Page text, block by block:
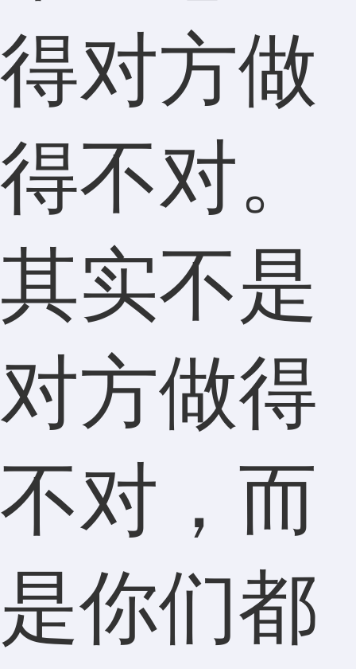
得对方做
得不对。
其实不是
对方做得
不对，而
是你们都